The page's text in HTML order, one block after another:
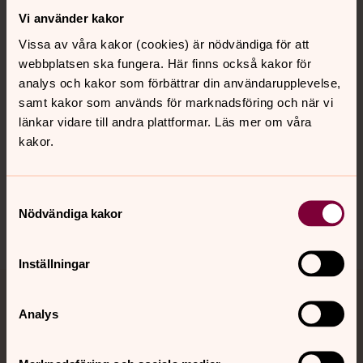
Vi använder kakor
Vissa av våra kakor (cookies) är nödvändiga för att
webbplatsen ska fungera. Här finns också kakor för
analys och kakor som förbättrar din användarupplevelse,
samt kakor som används för marknadsföring och när vi
länkar vidare till andra plattformar. Läs mer om våra
kakor.
Nödvändiga kakor
Inställningar
Analys
Kalender
Hitta snabbt
Sociala kanaler
Jourhavande präst